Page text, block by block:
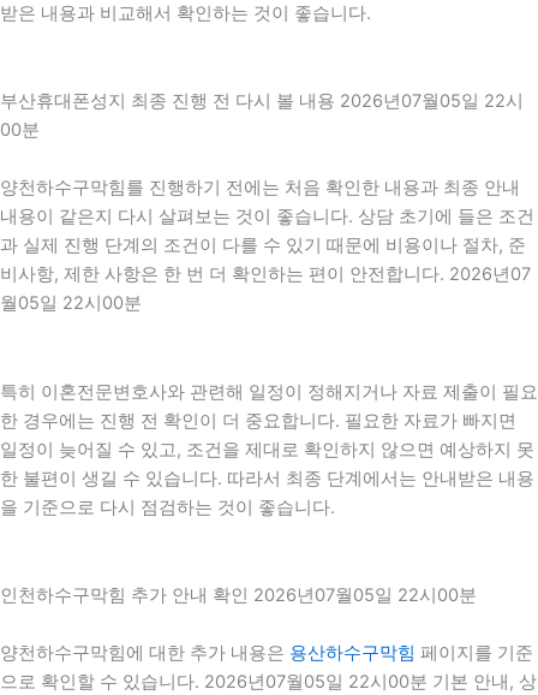
받은 내용과 비교해서 확인하는 것이 좋습니다.
부산휴대폰성지 최종 진행 전 다시 볼 내용 2026년07월05일 22시
00분
양천하수구막힘를 진행하기 전에는 처음 확인한 내용과 최종 안내
내용이 같은지 다시 살펴보는 것이 좋습니다. 상담 초기에 들은 조건
과 실제 진행 단계의 조건이 다를 수 있기 때문에 비용이나 절차, 준
비사항, 제한 사항은 한 번 더 확인하는 편이 안전합니다. 2026년07
월05일 22시00분
특히 이혼전문변호사와 관련해 일정이 정해지거나 자료 제출이 필요
한 경우에는 진행 전 확인이 더 중요합니다. 필요한 자료가 빠지면
일정이 늦어질 수 있고, 조건을 제대로 확인하지 않으면 예상하지 못
한 불편이 생길 수 있습니다. 따라서 최종 단계에서는 안내받은 내용
을 기준으로 다시 점검하는 것이 좋습니다.
인천하수구막힘 추가 안내 확인 2026년07월05일 22시00분
양천하수구막힘에 대한 추가 내용은 용산하수구막힘 페이지를 기준
으로 확인할 수 있습니다. 2026년07월05일 22시00분 기본 안내, 상